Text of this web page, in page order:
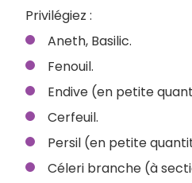
Privilégiez :
Aneth, Basilic.
Fenouil.
Endive (en petite
Cerfeuil.
Persil (en petite
Céleri branche (à